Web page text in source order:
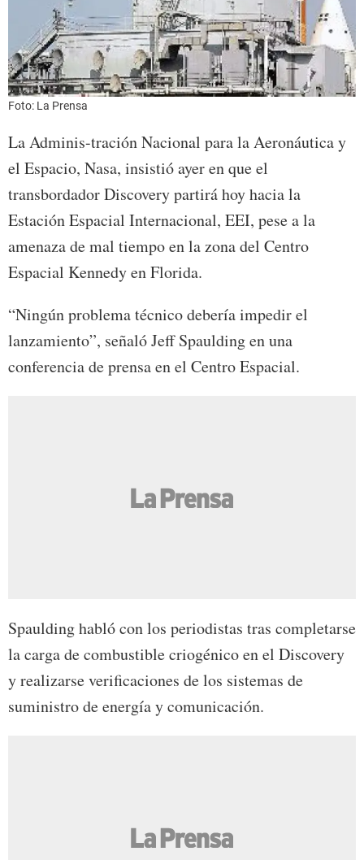
Foto: La Prensa
La Adminis-tración Nacional para la Aeronáutica y
el Espacio, Nasa, insistió ayer en que el
transbordador Discovery partirá hoy hacia la
Estación Espacial Internacional, EEI, pese a la
amenaza de mal tiempo en la zona del Centro
Espacial Kennedy en Florida.
“Ningún problema técnico debería impedir el
lanzamiento”, señaló Jeff Spaulding en una
conferencia de prensa en el Centro Espacial.
Spaulding habló con los periodistas tras completarse
la carga de combustible criogénico en el Discovery
y realizarse verificaciones de los sistemas de
suministro de energía y comunicación.